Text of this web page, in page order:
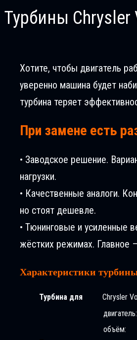
Турбины Chrysler
Хотите, чтобы двигатель
уверенно машина будет
турбина теряет
При замене есть
• Заводское решение.
нагрузки.
• Качественные аналоги.
но стоят дешевле.
• Тюнинговые и усиленные
жёстких режимах. Главное
Характеристики
Турбина для Chrysler
двигатель:
объём: